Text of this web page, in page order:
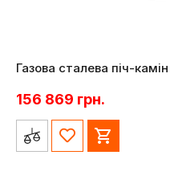
Газова сталева піч-
156 869 грн.